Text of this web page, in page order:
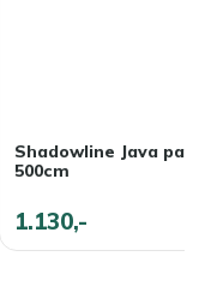
Shadowline Java
500cm
1.130,-